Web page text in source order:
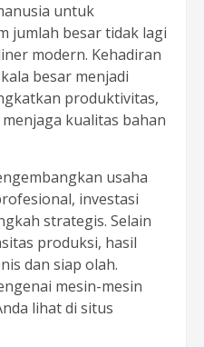
untuk
jumlah besar tidak lagi
modern. Kehadiran
besar menjadi
produktivitas,
kualitas bahan
usaha
investasi
strategis. Selain
produksi, hasil
dan siap olah.
mesin-mesin
lihat di situs